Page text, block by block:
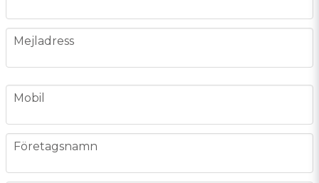
email
Mejladress
phone
Mobil
company
Företagsnamn